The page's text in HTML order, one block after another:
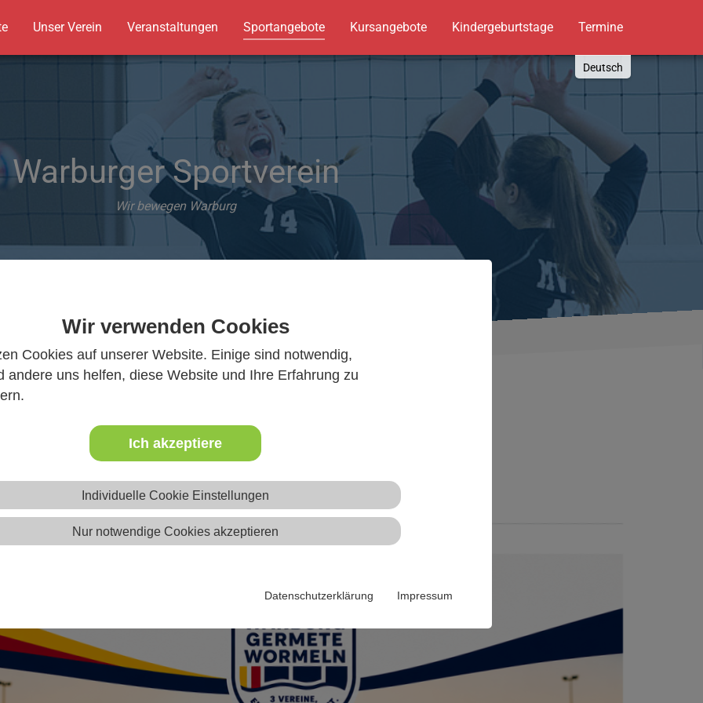
Wir verwenden Cookies
Cookies auf unserer Website. Einige sind notwendig,
andere uns helfen, diese Website und Ihre Erfahrung zu
Ich akzeptiere
Individuelle Cookie Einstellungen
Nur notwendige Cookies akzeptieren
Datenschutzerklärung Impressum
Unser Verein Veranstaltungen Sportangebote Kursangebote Kindergeburtstage Termine
Deutsch
English
Polish
Türkçe
Español
العربية
Warburger Sportverein
Wir bewegen Warburg
Warburg-Germete-Wormeln C1
C1-Junioren (U13/U14)